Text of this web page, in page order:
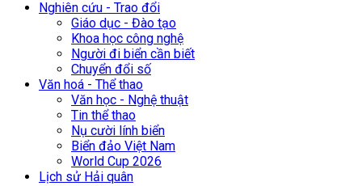
Nghiên cứu - Trao đổi
Giáo dục - Đào tạo
Khoa học công nghệ
Người đi biển cần biết
Chuyển đổi số
Văn hoá - Thể thao
Văn học - Nghệ thuật
Tin thể thao
Nụ cười lính biển
Biển đảo Việt Nam
World Cup 2026
Lịch sử Hải quân